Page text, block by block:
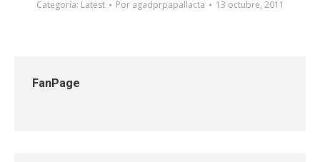
Categoría: Latest Por agadprpapallacta 13 octubre, 2011
FanPage